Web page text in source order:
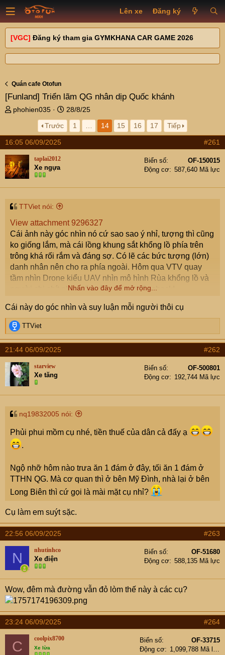
Lên xe Đăng ký
[VGC] Đăng ký tham gia GYMKHANA CAR GAME 2026
Quán cafe Otofun
[Funland] Triển lãm QG nhân dịp Quốc khánh
T
e
a
d
s
t
t
r
phohien035
N
g
y
28/8/25
Trước
1 14 15 16 17 Tiếp
16:05 06/09/2025 #261
taplai2012
Xe ngựa
Biển số
OF-150015
Động cơ
587,640 Mã lực
TTViet nói:
View attachment 9296327
Cái ảnh này góc nhìn nó cứ sao sao ý nhỉ, tượng thì cũng
ko giống lắm, mà cái lồng khung sắt khổng lồ phía trên
trông khá rối rắm và đáng sợ. Có lẽ các bức tượng (lớn)
danh nhân nên cho ra phía ngoài. Hôm qua VTV quay
tầm nhìn Drone kiểu UAV nhìn mô hình Rùa khổng lồ và
người chi chít như kiến trông cũng thấy shock!
Nhấn vào đây để mở rộng...
Cái này do góc nhìn và suy luận mỗi người thôi cụ
R
e
a
c
t
i
o
n
s
TTViet
21:44 06/09/2025 #262
starview
Xe tăng
Biển số
OF-500801
Động cơ
192,744 Mã lực
nq19832005 nói:
Phủi phui mồm cụ nhé, tiền thuế của dân cả đấy ạ
.
Ngộ nhỡ hôm nào trưa ăn 1 đám ở đây, tối ăn 1 đám ở
TTHN QG. Mà cơ quan thì ở bên Mỹ Đình, nhà lại ở bên
Long Biên thì cứ gọi là mài mặt cụ nhỉ?
Cụ làm em suýt sặc.
22:56 06/09/2025 #263
N nhutinhco
Xe điện
Biển số
OF-51680
Động cơ
588,135 Mã lực
Wow, đêm mà đường vẫn đỏ lòm thế này à các cụ?
23:24 06/09/2025 #264
C coolpix8700
Xe lừa
Biển số
OF-33715
Động cơ
1,099,788 Mã lực